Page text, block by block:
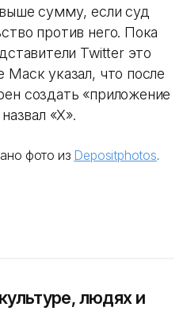
сумму, если суд
против него. Пока
Twitter это
указал, что после
создать «приложение
«Х».
фото из Depositphotos.
людях и